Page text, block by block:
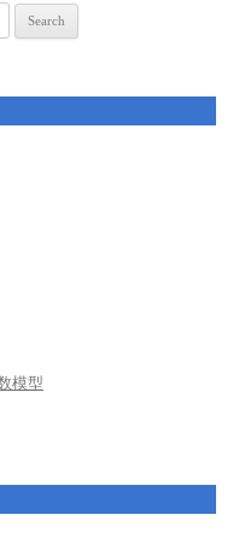
模型